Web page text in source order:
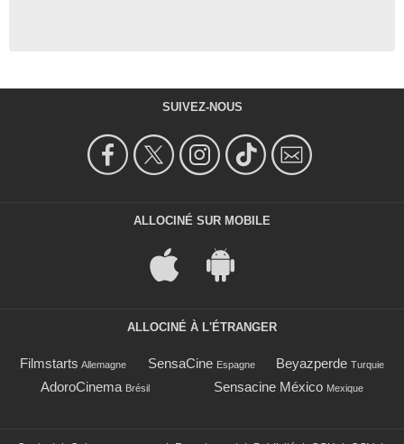
SUIVEZ-NOUS
ALLOCINÉ SUR MOBILE
ALLOCINÉ À L'ÉTRANGER
Filmstarts Allemagne SensaCine Espagne Beyazperde Turquie
AdoroCinema Brésil Sensacine México Mexique